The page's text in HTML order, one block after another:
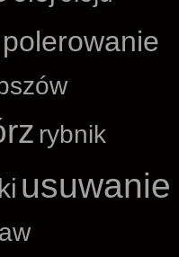
polerowanie
rybnik
usuwanie